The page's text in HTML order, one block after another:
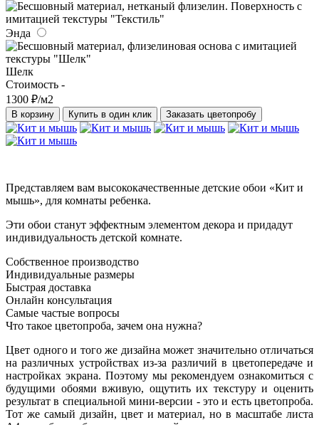
Энда
Шелк
Стоимость -
1300 ₽/м2
В корзину Купить в один клик Заказать цветопробу
Представляем вам высококачественные детские обои «Кит и
мышь», для комнаты ребенка.
Эти обои станут эффектным элементом декора и придадут
индивидуальность детской комнате.
Собственное производство
Индивидуальные размеры
Быстрая доставка
Онлайн консультация
Самые частые вопросы
Что такое цветопроба, зачем она нужна?
Цвет одного и того же дизайна может значительно отличаться
на различных устройствах из-за различий в цветопередаче и
настройках экрана. Поэтому мы рекомендуем ознакомиться с
будущими обоями вживую, ощутить их текстуру и оценить
результат в специальной мини-версии - это и есть цветопроба.
Тот же самый дизайн, цвет и материал, но в масштабе листа